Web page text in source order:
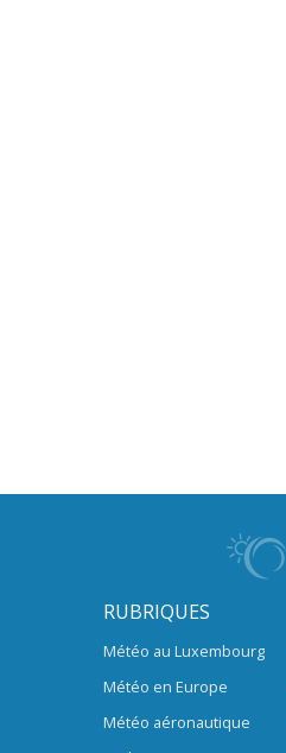
RUBRIQUES
Météo au Luxembourg
Météo en Europe
Météo aéronautique